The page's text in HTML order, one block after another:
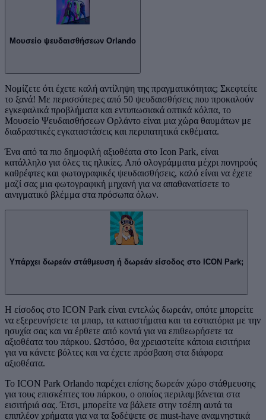
Μουσείο ψευδαισθήσεων Orlando
Νομίζετε ότι έχετε καλή αντίληψη της πραγματικότητας; Σκεφτείτε
το ξανά! Με περισσότερες από 50 ψευδαισθήσεις που προκαλούν
εγκεφαλικά προβλήματα και εντυπωσιακά οπτικά κόλπα, το
Μουσείο Ψευδαισθήσεων Ορλάντο είναι μια χώρα θαυμάτων με
διαδραστικές εγκαταστάσεις και περιπατητικά εκθέματα.
Ένα από τα πιο δημοφιλή αξιοθέατα στο Icon Park, είναι
κατάλληλο για όλες τις ηλικίες. Από ολογράμματα μέχρι πονηρούς
καθρέφτες και φωτογραφικές ψευδαισθήσεις, καλό είναι να έχετε
μαζί σας μια φωτογραφική μηχανή για να απαθανατίσετε το
αινιγματικό βλέμμα στα πρόσωπα όλων.
Υπάρχει δωρεάν στάθμευση ή δωρεάν είσοδος στο ICON Park;
Η είσοδος στο ICON Park είναι εντελώς δωρεάν, οπότε μπορείτε
να εξερευνήσετε τα μπαρ, τα καταστήματα και τα εστιατόρια με την
ησυχία σας και να έρθετε από κοντά για να επιθεωρήσετε τα
αξιοθέατα του πάρκου. Ωστόσο, θα χρειαστείτε κάποια εισιτήρια
για να κάνετε βόλτες και να έχετε πρόσβαση στα διάφορα
αξιοθέατα.
Το ICON Park Orlando παρέχει επίσης δωρεάν χώρο στάθμευσης
για τους επισκέπτες του πάρκου, ο οποίος περιλαμβάνεται στα
εισιτήριά σας. Έτσι, μπορείτε να βάλετε στην τσέπη αυτά τα
επιπλέον χρήματα για να τα ξοδέψετε σε must-have αναμνηστικά